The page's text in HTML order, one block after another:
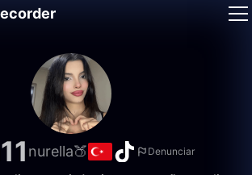
nurella🍑 Denunciar